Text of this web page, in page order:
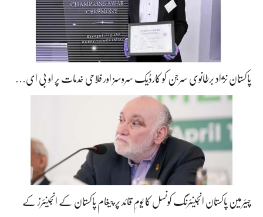
پاکستان نژاد برطانوی سرجن کو کارڈیک سروسز اور فلاحی خدمات پر او بی ای…
چیئرمین پاکستان انجینئرنگ کونسل کا یومِ قائد پر پیغام پاکستان کے انجینئرز کے